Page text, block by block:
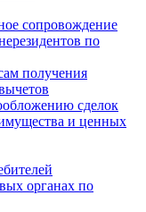
сопровождение
по
получения
сделок
и ценных
органах по